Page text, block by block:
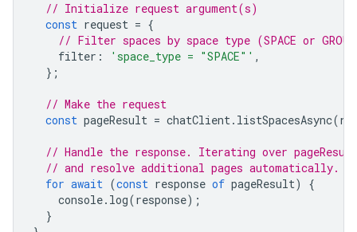
// Initialize request argument(s)
const request = {
// Filter spaces by space type (SPACE or
filter : 'space_type = "SPACE"' ,
};
// Make the request
const pageResult = chatClient. listSpacesAsync(
// Handle the response. Iterating over
// and resolve additional pages automatically.
for await (const response of pageResult)
{
console. log(response);
}